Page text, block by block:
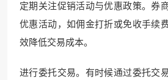
定期关注促销活动与优惠政策。券
优惠活动，如佣金打折或免收手续
效降低交易成本。
进行委托交易。有时候通过委托交